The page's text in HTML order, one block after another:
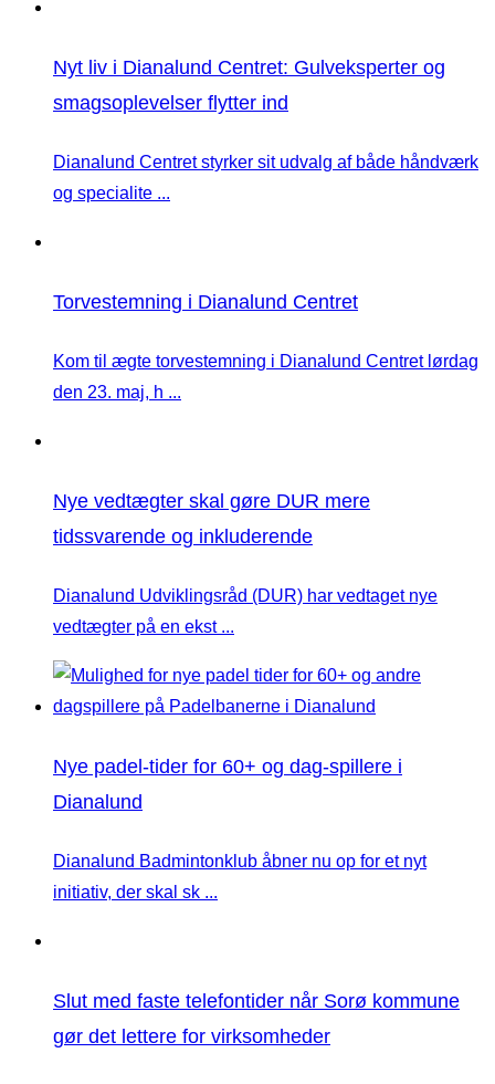
Nyt liv i Dianalund Centret: Gulveksperter og
smagsoplevelser flytter ind
Dianalund Centret styrker sit udvalg af både håndværk
og specialite ...
Torvestemning i Dianalund Centret
Kom til ægte torvestemning i Dianalund Centret lørdag
den 23. maj, h ...
Nye vedtægter skal gøre DUR mere
tidssvarende og inkluderende
Dianalund Udviklingsråd (DUR) har vedtaget nye
vedtægter på en ekst ...
Nye padel-tider for 60+ og dag-spillere i
Dianalund
Dianalund Badmintonklub åbner nu op for et nyt
initiativ, der skal sk ...
Slut med faste telefontider når Sorø kommune
gør det lettere for virksomheder